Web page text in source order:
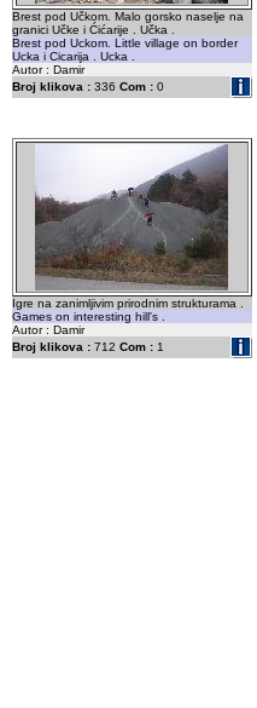
Brest pod Učkom. Malo gorsko naselje na
granici Učke i Ćićarije . Učka .
Brest pod Uckom. Little village on border
Ucka i Cicarija . Ucka .
Autor : Damir
Broj klikova :336 Com :0
Igre na zanimljivim prirodnim strukturama .
Games on interesting hill's .
Autor : Damir
Broj klikova :712 Com :1